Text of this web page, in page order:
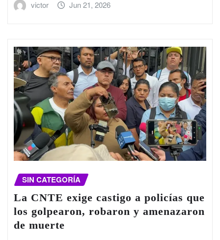
victor Jun 21, 2026
SIN CATEGORÍA
La CNTE exige castigo a policías que
los golpearon, robaron y amenazaron
de muerte